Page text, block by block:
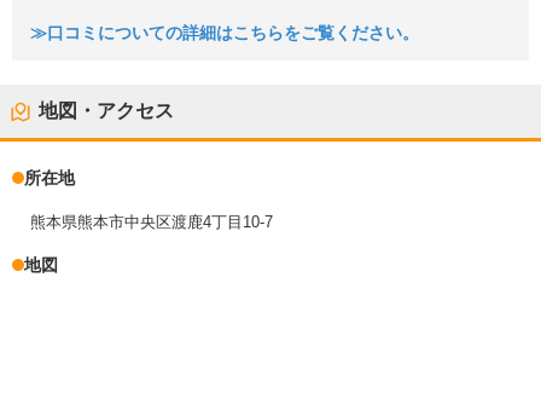
≫口コミについての詳細はこちらをご覧ください。
地図・アクセス
所在地
熊本県熊本市中央区渡鹿4丁目10-7
地図